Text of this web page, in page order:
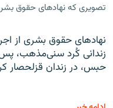
تصویری که نهادهای حقوق
نهادهای حقوق بشری از
حبس، در زندان قزلحصار